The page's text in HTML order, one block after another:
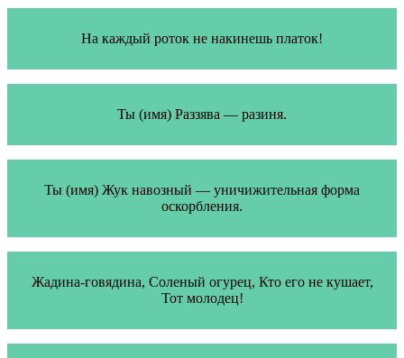
На каждый роток не накинешь платок!
Ты (имя) Раззява — разиня.
Ты (имя) Жук навозный — уничижительная форма
оскорбления.
Жадина-говядина, Соленый огурец, Кто его не кушает,
Тот молодец!